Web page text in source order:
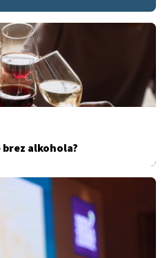
brez alkohola?